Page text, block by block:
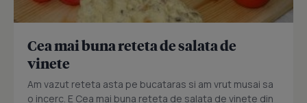
Cea mai buna reteta de salata de
vinete
Am vazut reteta asta pe bucataras si am vrut musai sa
o incerc. E Cea mai buna reteta de salata de vinete din